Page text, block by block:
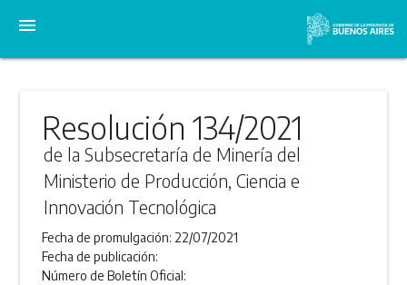
menu
Resolución 134/2021
de la Subsecretaría de Minería del
Ministerio de Producción, Ciencia e
Innovación Tecnológica
Fecha de promulgación: 22/07/2021
Fecha de publicación:
Número de Boletín Oficial: